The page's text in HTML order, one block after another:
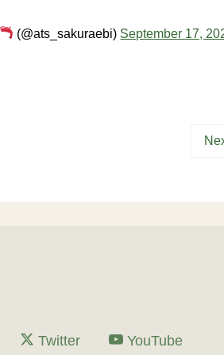
(@ats_sakuraebi) September 17,
Twitter YouTube